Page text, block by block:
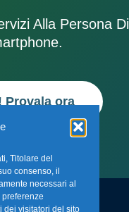
Titolare del
consenso, il
necessari al
dei visitatori del sito
Alla Persona Di
Provala ora